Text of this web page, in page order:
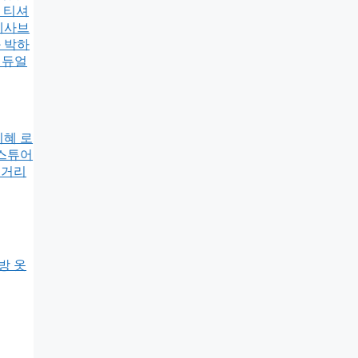
셔
브
박하
얼
로
튜어
리
옷